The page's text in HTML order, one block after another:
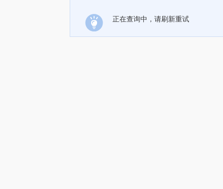
正在查询中，请刷新重试